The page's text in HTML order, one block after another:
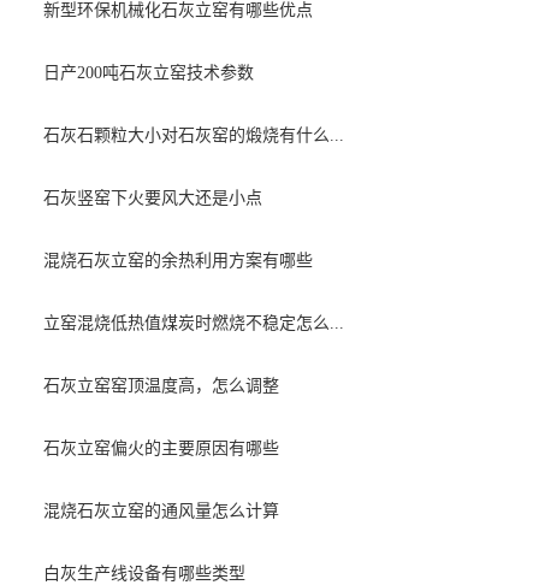
新型环保机械化石灰立窑有哪些优点
日产200吨石灰立窑技术参数
石灰石颗粒大小对石灰窑的煅烧有什么...
石灰竖窑下火要风大还是小点
混烧石灰立窑的余热利用方案有哪些
立窑混烧低热值煤炭时燃烧不稳定怎么...
石灰立窑窑顶温度高，怎么调整
石灰立窑偏火的主要原因有哪些
混烧石灰立窑的通风量怎么计算
白灰生产线设备有哪些类型